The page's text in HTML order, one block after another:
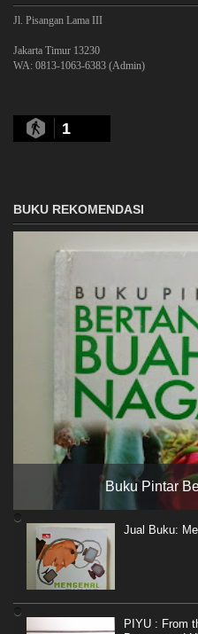
Jl. Pisangan Lama III
Jakarta Timur 13230
WA: 0813-1063-6383 (Admin)
1
BUKU REKOMENDASI
Buku Pintar
Jual Buku:
PIYU : From